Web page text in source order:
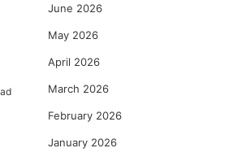
June 2026
May 2026
April 2026
March 2026
February 2026
January 2026